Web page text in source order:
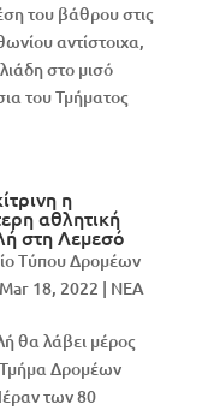
του βάθρου στις
αντίστοιχα,
στο μισό
του Τμήματος
η
αθλητική
στη Λεμεσό
Τύπου Δρομέων
Mar 18, 2022 | NEA
θα λάβει μέρος
Δρομέων
των 80